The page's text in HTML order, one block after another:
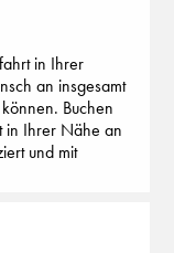
in Ihrer
an insgesamt
Buchen
in Ihrer Nähe an
und mit